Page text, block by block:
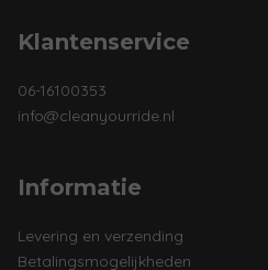
Klantenservice
06-16100353
info@cleanyourride.nl
Informatie
Levering en verzending
Betalingsmogelijkheden